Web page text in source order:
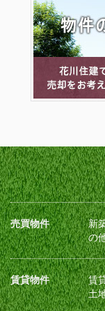
売買物件 新
の
賃貸物件 賃
土